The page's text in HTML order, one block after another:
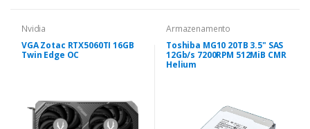
Nvidia
VGA Zotac RTX5060TI 16GB
Twin Edge OC
Armazenamento
Toshiba MG10 20TB 3.5" SAS
12Gb/s 7200RPM 512MiB CMR
Helium